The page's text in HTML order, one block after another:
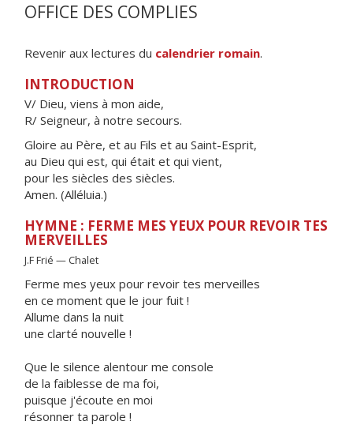
OFFICE DES COMPLIES
Revenir aux lectures du calendrier romain.
INTRODUCTION
V/ Dieu, viens à mon aide,
R/ Seigneur, à notre secours.
Gloire au Père, et au Fils et au Saint-Esprit,
au Dieu qui est, qui était et qui vient,
pour les siècles des siècles.
Amen. (Alléluia.)
HYMNE : FERME MES YEUX POUR REVOIR TES
MERVEILLES
J.F Frié — Chalet
Ferme mes yeux pour revoir tes merveilles
en ce moment que le jour fuit !
Allume dans la nuit
une clarté nouvelle !
Que le silence alentour me console
de la faiblesse de ma foi,
puisque j'écoute en moi
résonner ta parole !